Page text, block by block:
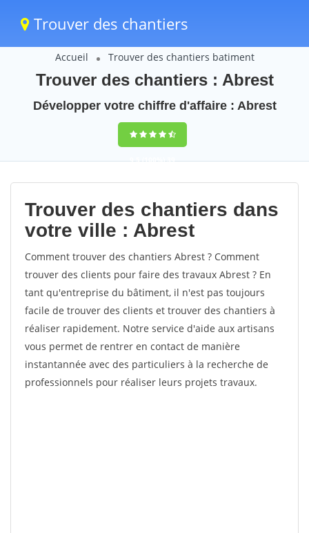
Trouver des chantiers
Accueil Trouver des chantiers batiment
Trouver des chantiers : Abrest
Développer votre chiffre d'affaire : Abrest
9,5(100%)39
votes
Trouver des chantiers dans
votre ville : Abrest
Comment trouver des chantiers Abrest ? Comment
trouver des clients pour faire des travaux Abrest ? En
tant qu'entreprise du bâtiment, il n'est pas toujours
facile de trouver des clients et trouver des chantiers à
réaliser rapidement. Notre service d'aide aux artisans
vous permet de rentrer en contact de manière
instantannée avec des particuliers à la recherche de
professionnels pour réaliser leurs projets travaux.